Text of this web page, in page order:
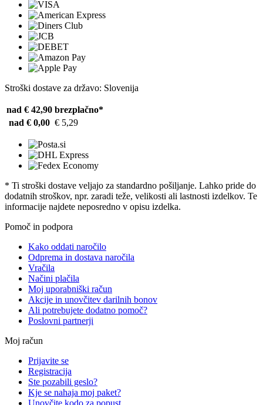
Stroški dostave za državo: Slovenija
nad € 42,90 brezplačno*
nad € 0,00 € 5,29
* Ti stroški dostave veljajo za standardno pošiljanje. Lahko pride do
dodatnih stroškov, npr. zaradi teže, velikosti ali lastnosti izdelkov. Te
informacije najdete neposredno v opisu izdelka.
Pomoč in podpora
Kako oddati naročilo
Odprema in dostava naročila
Vračila
Načini plačila
Moj uporabniški račun
Akcije in unovčitev darilnih bonov
Ali potrebujete dodatno pomoč?
Poslovni partnerji
Moj račun
Prijavite se
Registracija
Ste pozabili geslo?
Kje se nahaja moj paket?